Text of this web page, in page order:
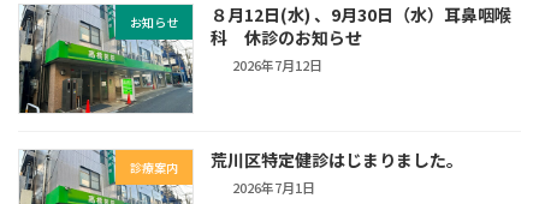
お知らせ
８月12日(水) 、9月30日（水）耳鼻咽喉
科 休診のお知らせ
2026年7月12日
診療案内 荒川区特定健診はじまりました。
2026年7月1日